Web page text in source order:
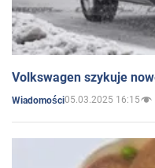
Volkswagen szykuje
Wiadomości05.03.2025 16:15